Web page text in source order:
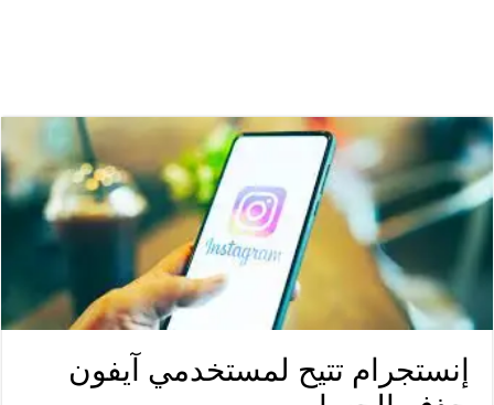
إنستجرام تتيح لمستخدمي آيفون